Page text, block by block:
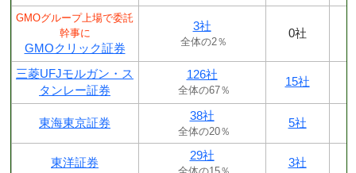
GMOグループ上場で委託
幹事に
GMOクリック証券
3社
全体の2％
0社
三菱UFJモルガン・ス
タンレー証券
126社
全体の67％
15社
東海東京証券
38社
全体の20％
5社
東洋証券
29社
3社